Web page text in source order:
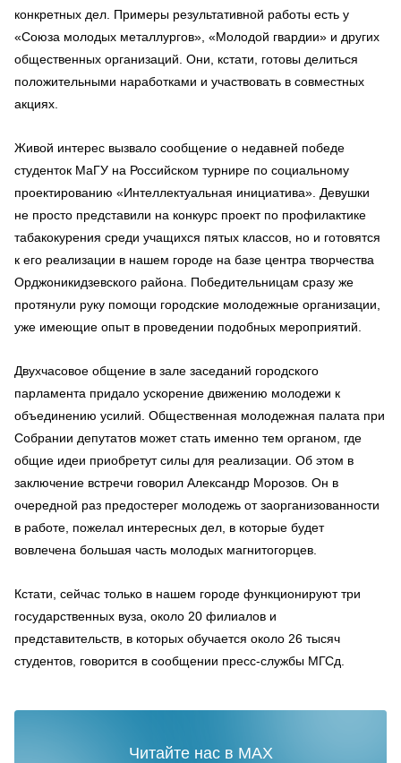
конкретных дел. Примеры результативной работы есть у
«Союза молодых металлургов», «Молодой гвардии» и других
общественных организаций. Они, кстати, готовы делиться
положительными наработками и участвовать в совместных
акциях.
Живой интерес вызвало сообщение о недавней победе
студенток МаГУ на Российском турнире по социальному
проектированию «Интеллектуальная инициатива». Девушки
не просто представили на конкурс проект по профилактике
табакокурения среди учащихся пятых классов, но и готовятся
к его реализации в нашем городе на базе центра творчества
Орджоникидзевского района. Победительницам сразу же
протянули руку помощи городские молодежные организации,
уже имеющие опыт в проведении подобных мероприятий.
Двухчасовое общение в зале заседаний городского
парламента придало ускорение движению молодежи к
объединению усилий. Общественная молодежная палата при
Собрании депутатов может стать именно тем органом, где
общие идеи приобретут силы для реализации. Об этом в
заключение встречи говорил Александр Морозов. Он в
очередной раз предостерег молодежь от заорганизованности
в работе, пожелал интересных дел, в которые будет
вовлечена большая часть молодых магнитогорцев.
Кстати, сейчас только в нашем городе функционируют три
государственных вуза, около 20 филиалов и
представительств, в которых обучается около 26 тысяч
студентов, говорится в сообщении пресс-службы МГСд.
Читайте нас в MAX